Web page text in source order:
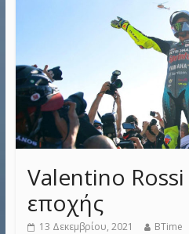
Valentino Rossi
εποχής
13 Δεκεμβρίου, 2021 BTime